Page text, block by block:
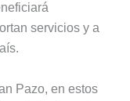
servicios y a
Pazo, en estos